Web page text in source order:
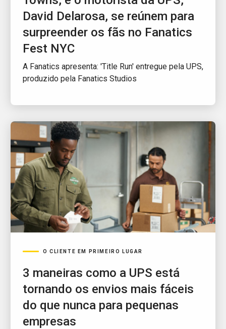
David Delarosa, se reúnem para
surpreender os fãs no Fanatics
Fest NYC
A Fanatics apresenta: 'Title Run' entregue pela UPS,
produzido pela Fanatics Studios
O CLIENTE EM PRIMEIRO LUGAR
3 maneiras como a UPS está
tornando os envios mais fáceis
do que nunca para pequenas
empresas